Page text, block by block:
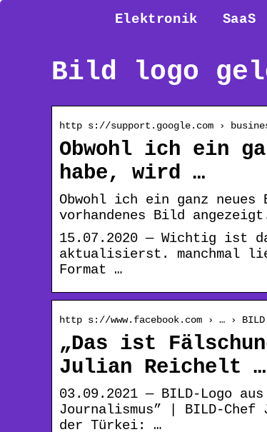
Elektronik SaaS
Bild logo
http s://support.google.com ›
Obwohl ich ein
habe, wird …
Obwohl ich ein ganz
vorhandenes Bild
15.07.2020 — Wichtig ist
aktualisierst. manchmal
Format …
http s://www.facebook.com › … ›
„Das ist
Julian Reichelt …
03.09.2021 — BILD-Logo
Journalismus” | BILD-
der Türkei: …